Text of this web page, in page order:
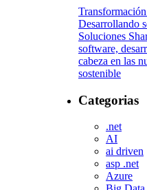
Desarrollando
Soluciones
software,
cabeza en las
sostenible
Categorias
.net
AI
ai driven
asp .net
Azure